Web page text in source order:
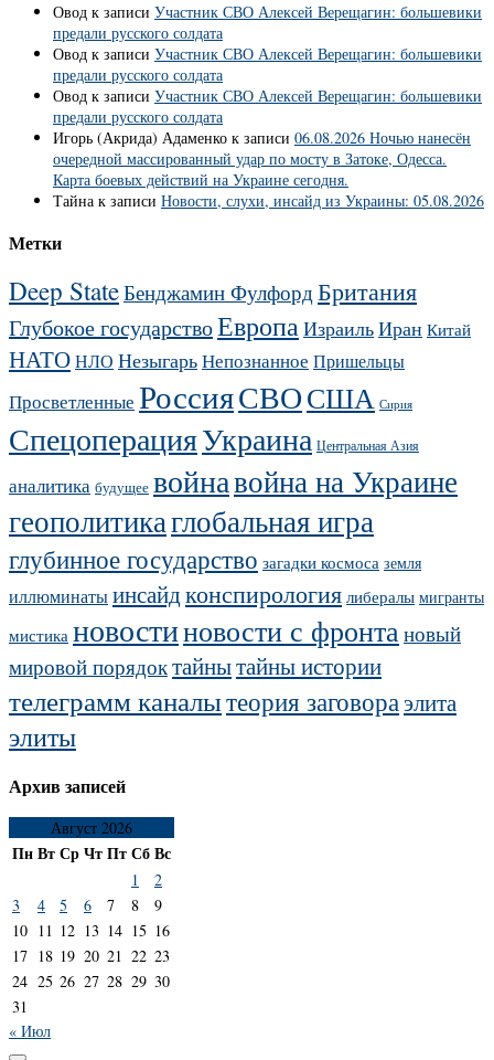
Овод к записи Участник СВО Алексей Верещагин: большевики
предали русского солдата
Овод к записи Участник СВО Алексей Верещагин: большевики
предали русского солдата
Овод к записи Участник СВО Алексей Верещагин: большевики
предали русского солдата
Игорь (Акрида) Адаменко к записи 06.08.2026 Ночью нанесён
очередной массированный удар по мосту в Затоке, Одесса.
Карта боевых действий на Украине сегодня.
Тайна к записи Новости, слухи, инсайд из Украины: 05.08.2026
Метки
Deep StateБенджамин ФулфордБритания
Глубокое государствоЕвропаИзраильИран Китай
НАТОНЛО НезыгарьНепознанное Пришельцы
Просветленные РоссияСВОСША Сирия
СпецоперацияУкраина Центральная Азия
аналитика будущее войнавойна на Украине
геополитикаглобальная игра
глубинное государство загадки космоса земля
иллюминатыинсайдконспирология либералы мигранты
мистика новостиновости с фронтановый
мировой порядоктайнытайны истории
телеграмм каналытеория заговораэлита
элиты
Архив записей
Август 2026
ПнВтСрЧтПтСбВс
1
2
3
4 5 6 7 8
9
10 11 12 13 14 15 16
17 18 19 20 21 22 23
24 25 26 27 28 29 30
31
« Июл